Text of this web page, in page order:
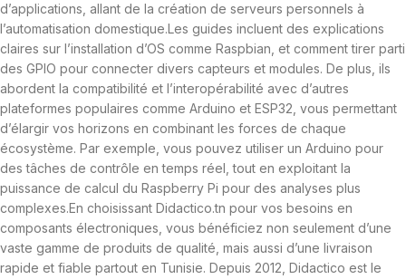
d’applications, allant de la création de serveurs personnels à
l’automatisation domestique.Les guides incluent des explications
claires sur l’installation d’OS comme Raspbian, et comment tirer parti
des GPIO pour connecter divers capteurs et modules. De plus, ils
abordent la compatibilité et l’interopérabilité avec d’autres
plateformes populaires comme Arduino et ESP32, vous permettant
d’élargir vos horizons en combinant les forces de chaque
écosystème. Par exemple, vous pouvez utiliser un Arduino pour
des tâches de contrôle en temps réel, tout en exploitant la
puissance de calcul du Raspberry Pi pour des analyses plus
complexes.En choisissant Didactico.tn pour vos besoins en
composants électroniques, vous bénéficiez non seulement d’une
vaste gamme de produits de qualité, mais aussi d’une livraison
rapide et fiable partout en Tunisie. Depuis 2012, Didactico est le